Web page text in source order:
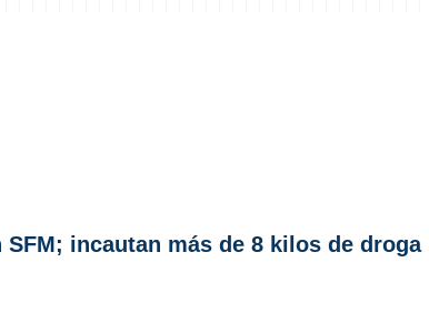
incautan más de 8 kilos de droga